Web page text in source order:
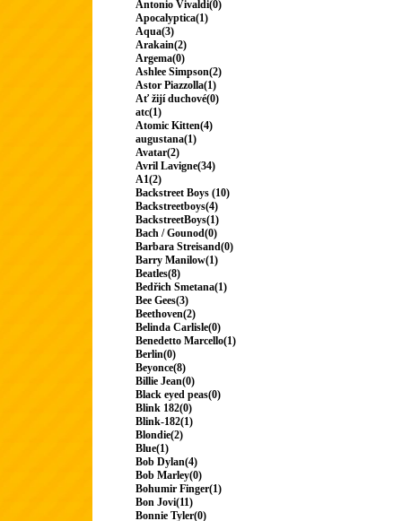
Antonio Vivaldi(0)
Apocalyptica(1)
Aqua(3)
Arakain(2)
Argema(0)
Ashlee Simpson(2)
Astor Piazzolla(1)
Ať žijí duchové(0)
atc(1)
Atomic Kitten(4)
augustana(1)
Avatar(2)
Avril Lavigne(34)
A1(2)
Backstreet Boys (10)
Backstreetboys(4)
BackstreetBoys(1)
Bach / Gounod(0)
Barbara Streisand(0)
Barry Manilow(1)
Beatles(8)
Bedřich Smetana(1)
Bee Gees(3)
Beethoven(2)
Belinda Carlisle(0)
Benedetto Marcello(1)
Berlin(0)
Beyonce(8)
Billie Jean(0)
Black eyed peas(0)
Blink 182(0)
Blink-182(1)
Blondie(2)
Blue(1)
Bob Dylan(4)
Bob Marley(0)
Bohumir Finger(1)
Bon Jovi(11)
Bonnie Tyler(0)